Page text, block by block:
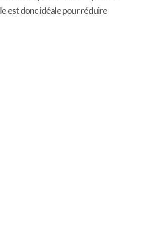
est donc idéale pour réduire